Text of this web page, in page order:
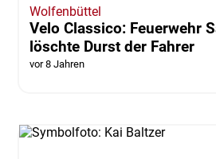
Wolfenbüttel
Velo Classico: Feuerwehr
löschte Durst der Fahrer
vor 8 Jahren